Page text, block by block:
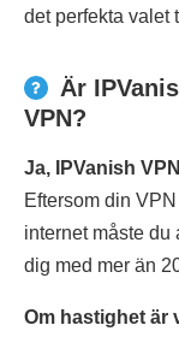
det perfekta valet
Är
VPN?
Ja, IPVanish
Eftersom din
internet måste du
dig med mer än
Om hastighet är